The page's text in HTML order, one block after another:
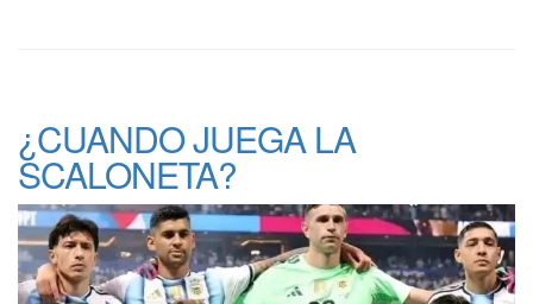
¿CUANDO JUEGA LA
SCALONETA?